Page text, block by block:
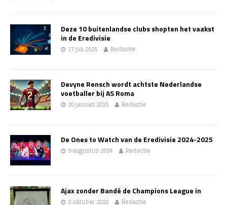
Deze 10 buitenlandse clubs shopten het vaakst
in de Eredivisie
17 juli 2025 Redactie
Devyne Rensch wordt achtste Nederlandse
voetballer bij AS Roma
20 januari 2025 Redactie
De Ones to Watch van de Eredivisie 2024-2025
9 augustus 2024 Redactie
Ajax zonder Bandé de Champions League in
8 oktober 2020 Redactie